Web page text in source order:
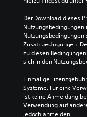
Der Download dieses
Nutzungsbedingungen
Nutzungsbedingungen
Zusatzbedingungen.
zu diesen
sich in den
Einmalige
Systeme. Für eine
ist keine Anmeldung
Verwendung auf
jedoch anmelden.